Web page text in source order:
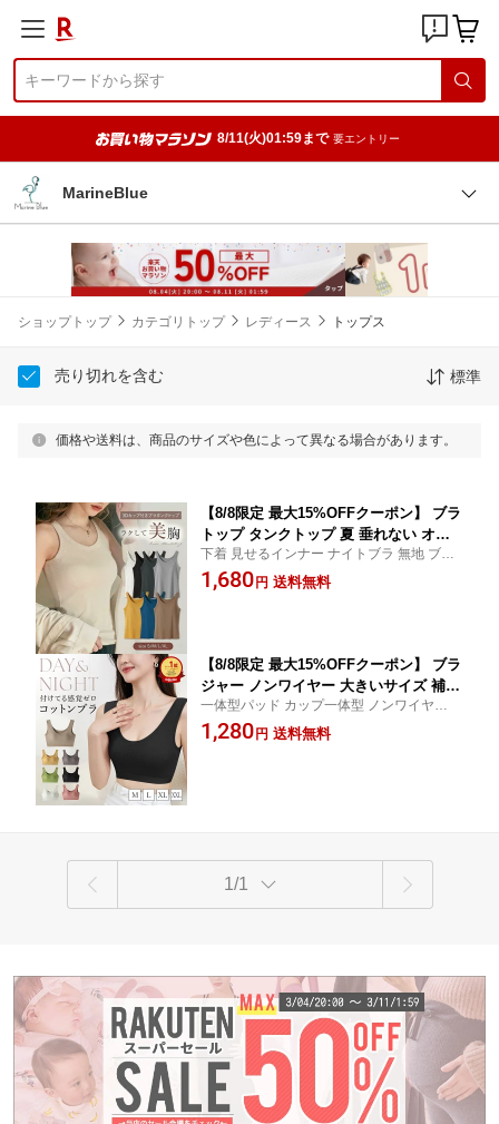
8/11(火)01:59まで 要エントリー
MarineBlue
ショップトップ カテゴリトップ レディース トップス
売り切れを含む 標準
価格や送料は、商品のサイズや色によって異なる場合があります。
【8/8限定 最大15%OFFクーポン】 ブラ
トップ タンクトップ 夏 垂れない オシ
ャレ カップ付き カップ付きタンクトッ
プ カップ付きインナー カップつき ブラ
下着 見せるインナー ナイトブラ 無地 ブラ
タンク ルームウェア 部屋着 パッド入り パ
ッド付 パット付き パッド付き オールシー
1,680 円 送料無料
【8/8限定 最大15%OFFクーポン】 ブラ
ジャー ノンワイヤー 大きいサイズ 補正
ブラ 脇高 3/4カップ ナイトブラ 育乳 補
正下着 育乳ブラ 補正ブラ 下着 レディ
一体型パッド カップ一体型 ノンワイヤーブ
ラ バストアップ バストケア 谷間 スポブラ
楽 無地 痛くない ホールド 脇高加工 横流れ
1,280 円 送料無料
1/1